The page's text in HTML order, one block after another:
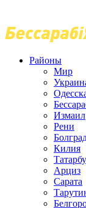
Районы
Мир
Измаил
Рени
Килия
Арциз
Сарата